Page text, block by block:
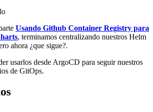
Usando Github Container Registry para
, terminamos centralizando nuestros Helm
ahora ¿que sigue?.
usarlos desde ArgoCD para seguir nuestros
de GitOps.